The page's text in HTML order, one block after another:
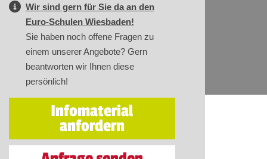
Wir sind gern für Sie da an den
Euro-Schulen Wiesbaden!
Sie haben noch offene Fragen zu
einem unserer Angebote? Gern
beantworten wir Ihnen diese
persönlich!
Infomaterial
anfordern